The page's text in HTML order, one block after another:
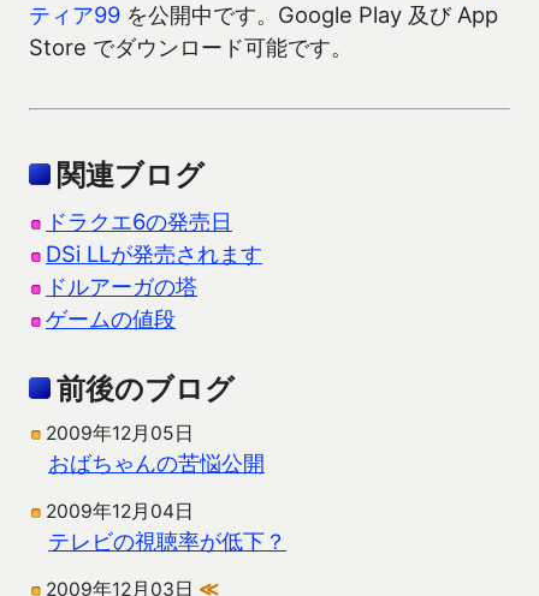
ティア99 を公開中です。Google Play 及び App
Store でダウンロード可能です。
関連ブログ
ドラクエ6の発売日
DSi LLが発売されます
ドルアーガの塔
ゲームの値段
前後のブログ
2009年12月05日
おばちゃんの苦悩公開
2009年12月04日
テレビの視聴率が低下？
2009年12月03日 ≪